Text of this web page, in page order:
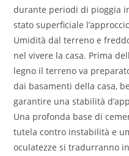
durante periodi di pioggia
stato superficiale
Umidità dal terreno e
nel vivere la casa. Prima
legno il terreno va
dai basamenti della casa,
garantire una stabilità
Una profonda base di
tutela contro instabilità e
oculatezze si tradurranno